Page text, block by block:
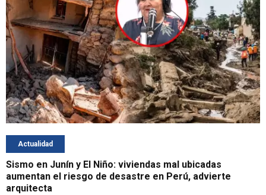
Actualidad
Sismo en Junín y El Niño: viviendas mal ubicadas
aumentan el riesgo de desastre en Perú, advierte
arquitecta